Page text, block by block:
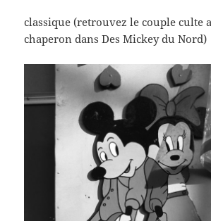
classique (retrouvez le couple culte
chaperon dans Des Mickey du Nord)